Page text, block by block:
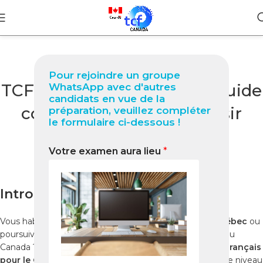
Pour rejoindre un groupe
WhatsApp avec d'autres
candidats en vue de la
préparation, veuillez compléter
le formulaire ci-dessous !
Votre examen aura lieu *
BLOG
TCF Québec à Dhanbad : Guide
complet 2025 pour réussir
NabilOn décembre 10, 2025
Introduction
Vous habitez àDhanbadet souhaitezimmigrer au Québec ou
poursuivre vos études dans une province francophone du
Canada ? Le
TCF Québec (Test de Connaissance du Français
pour le Québec)
est un examen officiel qui certifie votre niveau